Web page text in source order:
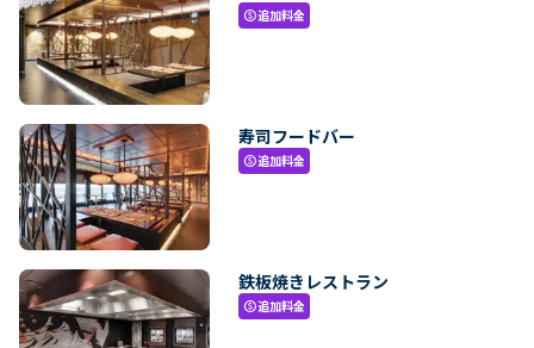
paid追加料金
寿司フードバー
paid追加料金
鉄板焼きレストラン
paid追加料金